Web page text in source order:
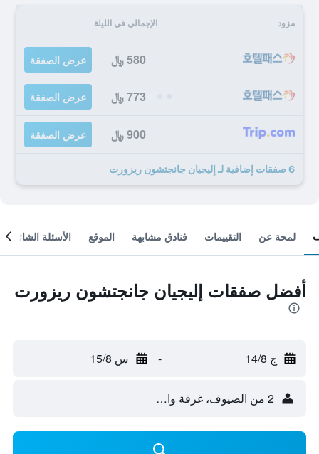
مزود الإجمالي في الليلة
580 ﷼ عرض الصفقة
773 ﷼ عرض الصفقة
900 ﷼ عرض الصفقة
6 صفقات إضافية لـ إليجيان جانجتشون ريزورت
لمحة عن التقييمات فنادق مشابهة الموقع الأسئلة الشائعة
أفضل صفقات إليجيان جانجتشون ريزورت
ج 14/8 - س 15/8
2 من الضيوف، غرفة واحدة